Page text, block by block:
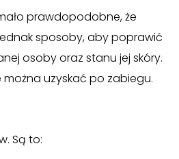
prawdopodobne, że
sposoby, aby poprawić
osoby oraz stanu jej skóry.
uzyskać po zabiegu.
Są to: